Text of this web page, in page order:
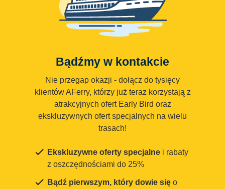
Bądźmy w kontakcie
Nie przegap okazji - dołącz do tysięcy
klientów AFerry, którzy już teraz korzystają z
atrakcyjnych ofert Early Bird oraz
ekskluzywnych ofert specjalnych na wielu
trasach!
Ekskluzywne oferty specjalne i rabaty
z oszczędnościami do 25%
Bądź pierwszym, który dowie się o